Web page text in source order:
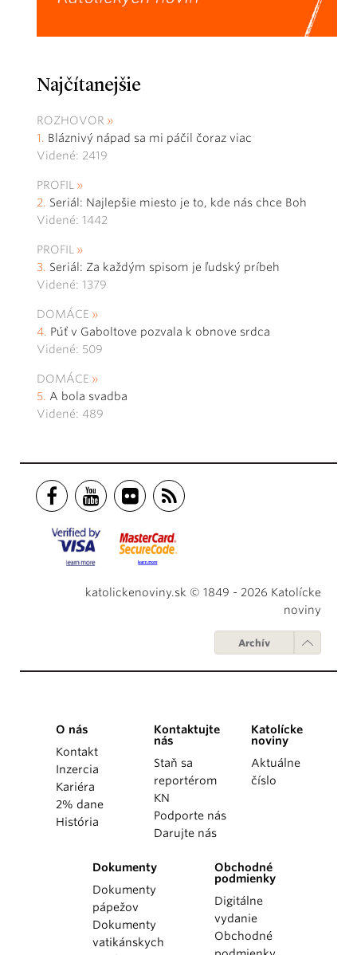
Najčítanejšie
ROZHOVOR
Bláznivý nápad sa mi páčil čoraz viac
Videné: 2419
PROFIL
Seriál: Najlepšie miesto je to, kde nás chce Boh
Videné: 1442
PROFIL
Seriál: Za každým spisom je ľudský príbeh
Videné: 1379
DOMÁCE
Púť v Gaboltove pozvala k obnove srdca
Videné: 509
DOMÁCE
A bola svadba
Videné: 489
katolickenoviny.sk © 1849 - 2026 Katolícke
noviny
Archív
O nás
Kontakt
Inzercia
Kariéra
2% dane
História
Kontaktujte
nás
Staň sa
reportérom
KN
Podporte nás
Darujte nás
Katolícke
noviny
Aktuálne
číslo
Dokumenty
Dokumenty
pápežov
Dokumenty
vatikánskych
Obchodné
podmienky
Digitálne
vydanie
Obchodné